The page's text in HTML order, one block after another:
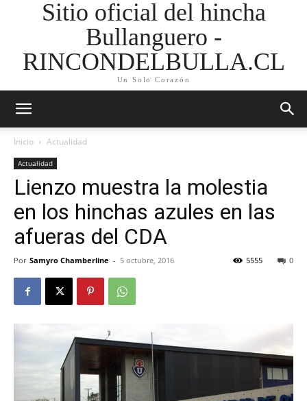
Sitio oficial del hincha
Bullanguero -
RINCONDELBULLA.CL
Un Solo Corazón
Inicio Actualidad
Actualidad
Lienzo muestra la molestia
en los hinchas azules en las
afueras del CDA
Por Samyro Chamberline - 5 octubre, 2016 0
5555